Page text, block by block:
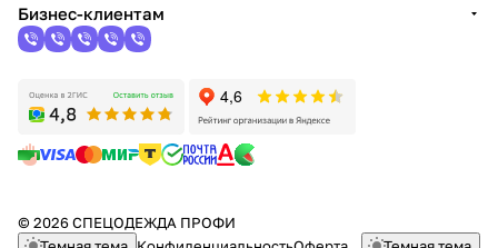
Бизнес-клиентам
© 2026 СПЕЦОДЕЖДА ПРОФИ